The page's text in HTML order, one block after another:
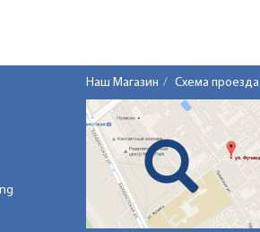
Наш Магазин Схема проезда